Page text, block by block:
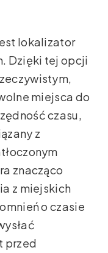
lokalizator
Dzięki tej opcji
miejsca do
czasu,
z
znacząco
z miejskich
o czasie
przed